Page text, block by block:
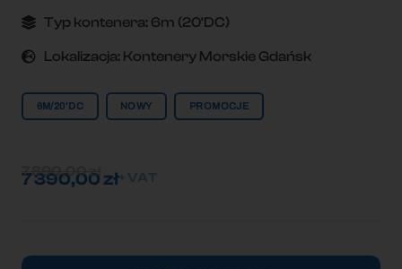
Typ kontenera: 6m (20'DC)
Lokalizacja: Kontenery Morskie Gdańsk
6M/20'DC NOWY PROMOCJE
7 390,00zł+ VAT
7 890,00 zł